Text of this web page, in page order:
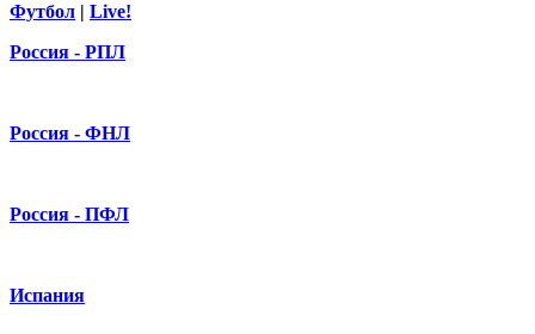
Футбол | Live!
Россия - РПЛ
Россия - ФНЛ
Россия - ПФЛ
Испания